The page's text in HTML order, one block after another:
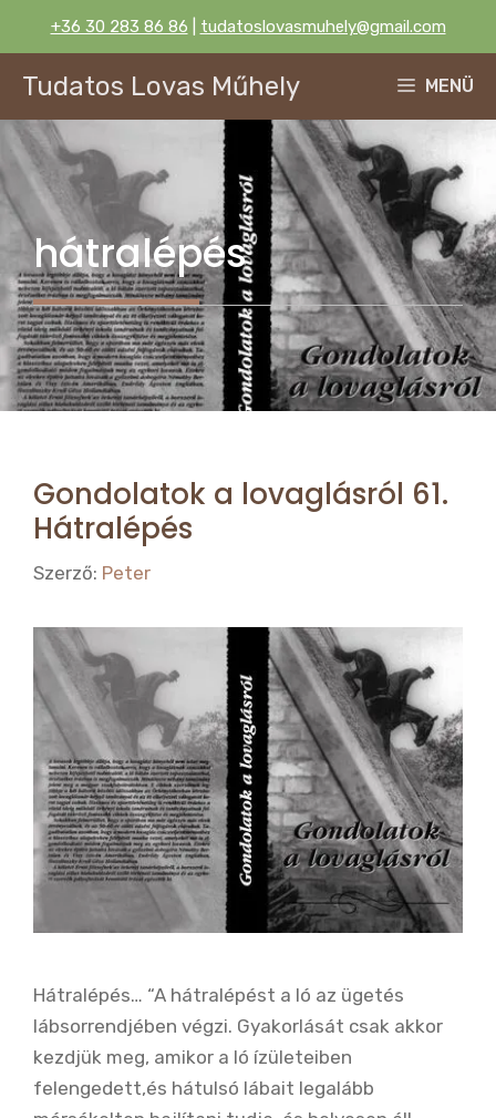
tartalomba
+36 30 283 86 86 tudatoslovasmuhely@gmail.com
Tudatos Lovas Műhely MENÜ
hátralépés
Gondolatok a lovaglásról 61.
Hátralépés
Szerző: Peter
Hátralépés… “A hátralépést a ló az ügetés
lábsorrendjében végzi. Gyakorlását csak akkor
kezdjük meg, amikor a ló ízületeiben
felengedett,és hátulsó lábait legalább